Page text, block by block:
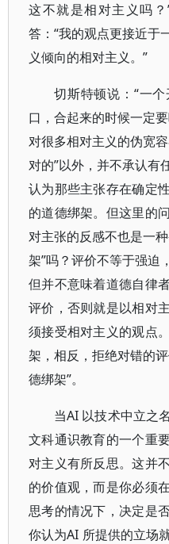
这不就是相对主义吗
答：“我的观点更接近于
义倾向的相对主义。”
切斯特顿说：“一
口，合起来的时候一定
对很多相对主义的伪宽
对的”以外，并不承认有
认为那些主张存在确定
的道德绑架。但这里的
对主张的反感不也是一
架”吗？评价不等于强迫
但并不意味着道德自律
评价，否则就是以相对
须接受相对主义的观点
架，相反，拒绝对错的
德绑架”。
当AI 以技术中立之
文科通识教育的一个重
对主义有所反思。这并
的价值观，而是你必须
思考的情况下，决定是
你认为AI 所提供的立场